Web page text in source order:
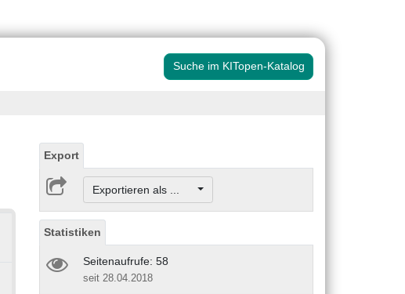
Suche im KITopen-Katalog
Export
Exportieren als ...
Statistiken
Seitenaufrufe: 58
seit 28.04.2018